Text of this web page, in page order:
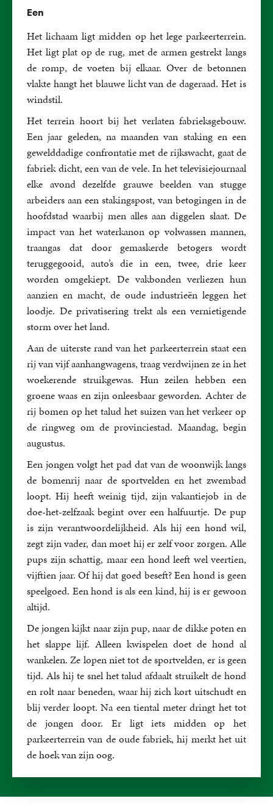
Een
Het lichaam ligt midden op het lege parkeerterrein.
Het ligt plat op de rug, met de armen gestrekt langs
de romp, de voeten bij elkaar. Over de betonnen
vlakte hangt het blauwe licht van de dageraad. Het is
windstil.
Het terrein hoort bij het verlaten fabrieksgebouw.
Een jaar geleden, na maanden van staking en een
gewelddadige confrontatie met de rijkswacht, gaat de
fabriek dicht, een van de vele. In het televisiejournaal
elke avond dezelfde grauwe beelden van stugge
arbeiders aan een stakingspost, van betogingen in de
hoofdstad waarbij men alles aan diggelen slaat. De
impact van het waterkanon op volwassen mannen,
traangas dat door gemaskerde betogers wordt
teruggegooid, auto’s die in een, twee, drie keer
worden omgekiept. De vakbonden verliezen hun
aanzien en macht, de oude industrieën leggen het
loodje. De privatisering trekt als een vernietigende
storm over het land.
Aan de uiterste rand van het parkeerterrein staat een
rij van vijf aanhangwagens, traag verdwijnen ze in het
woekerende struikgewas. Hun zeilen hebben een
groene waas en zijn onleesbaar geworden. Achter de
rij bomen op het talud het suizen van het verkeer op
de ringweg om de provinciestad. Maandag, begin
augustus.
Een jongen volgt het pad dat van de woonwijk langs
de bomenrij naar de sportvelden en het zwembad
loopt. Hij heeft weinig tijd, zijn vakantiejob in de
doe-het-zelfzaak begint over een halfuurtje. De pup
is zijn verantwoordelijkheid. Als hij een hond wil,
zegt zijn vader, dan moet hij er zelf voor zorgen. Alle
pups zijn schattig, maar een hond leeft wel veertien,
vijftien jaar. Of hij dat goed beseft? Een hond is geen
speelgoed. Een hond is als een kind, hij is er gewoon
altijd.
De jongen kijkt naar zijn pup, naar de dikke poten en
het slappe lijf. Alleen kwispelen doet de hond al
wankelen. Ze lopen niet tot de sportvelden, er is geen
tijd. Als hij te snel het talud afdaalt struikelt de hond
en rolt naar beneden, waar hij zich kort uitschudt en
blij verder loopt. Na een tiental meter dringt het tot
de jongen door. Er ligt iets midden op het
parkeerterrein van de oude fabriek, hij merkt het uit
de hoek van zijn oog.